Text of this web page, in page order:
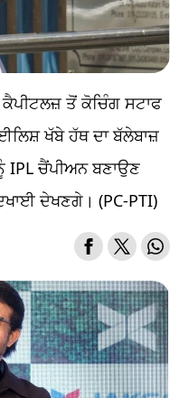
ਕੈਪੀਟਲਜ਼ ਤੋਂ ਕੋਚਿੰਗ ਸਟਾਫ
ਖੱਬੇ ਹੱਥ ਦਾ ਬੱਲੇਬਾਜ਼
IPL ਚੈਂਪੀਅਨ ਬਣਾਉਣ
ਦੇਖਣਗੇ। (PC-PTI)